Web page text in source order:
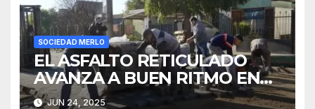
SOCIEDAD MERLO
EL ASFALTO RETICULADO
AVANZA A BUEN RITMO EN
PARQUE SAN MARTÍN
JUN 24, 2025